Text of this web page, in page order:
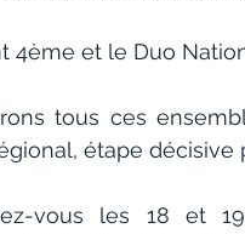
4ème et le Duo
tous ces
étape
vous les 18 et